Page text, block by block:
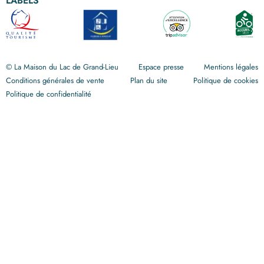
© La Maison du Lac de Grand-Lieu Espace presse
Mentions légales
Conditions générales de vente
Plan du site
Politique de cookies
Politique de confidentialité